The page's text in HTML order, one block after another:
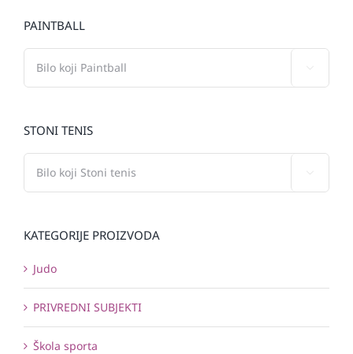
PAINTBALL
STONI TENIS
KATEGORIJE PROIZVODA
Judo
PRIVREDNI SUBJEKTI
Škola sporta